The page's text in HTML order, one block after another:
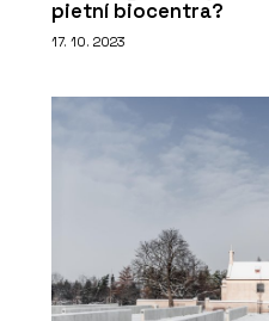
pietní biocentra?
17. 10. 2023